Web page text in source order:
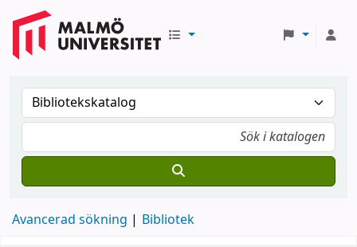
Avancerad sökning Bibliotek